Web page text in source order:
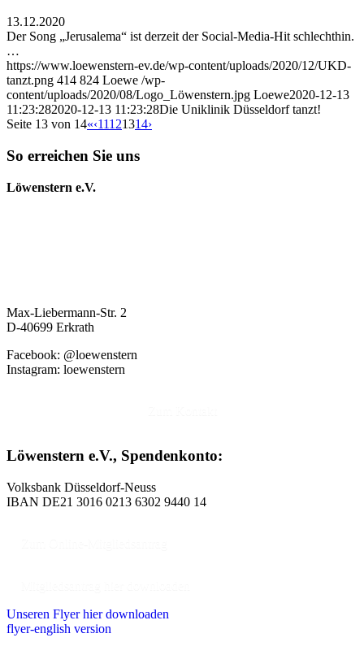
13.12.2020
Der Song „Jerusalema“ ist derzeit der Social-Media-Hit schlechthin.
…
https://www.loewenstern-ev.de/wp-content/uploads/2020/12/UKD-
tanzt.png 414 824 Loewe /wp-
content/uploads/2020/08/Logo_Löwenstern.jpg Loewe2020-12-13
11:23:282020-12-13 11:23:28Die Uniklinik Düsseldorf tanzt!
Seite 13 von 14«‹11121314›
So erreichen Sie uns
Löwenstern e.V.
Max-Liebermann-Str. 2
D-40699 Erkrath
Facebook: @loewenstern
Instagram: loewenstern
Löwenstern e.V., Spendenkonto:
Volksbank Düsseldorf-Neuss
IBAN DE21 3016 0213 6302 9440 14
Unseren Flyer hier downloaden
flyer-english version